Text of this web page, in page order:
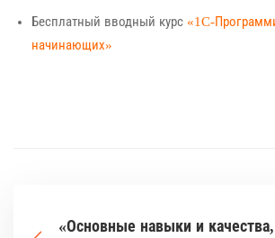
Бесплатный вводный курс «1C-
начинающих»
«Основные навыки и